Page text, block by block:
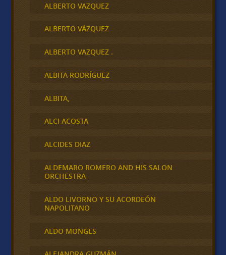
ALBERTO VAZQUEZ
ALBERTO VÁZQUEZ
ALBERTO VAZQUEZ .
ALBITA RODRÍGUEZ
ALBITA,
ALCI ACOSTA
ALCIDES DIAZ
ALDEMARO ROMERO AND HIS SALON
ORCHESTRA
ALDO LIVORNO Y SU ACORDEÓN
NAPOLITANO
ALDO MONGES